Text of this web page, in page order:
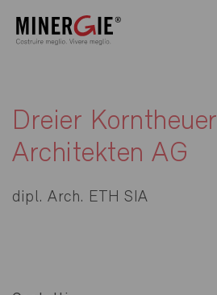
Dreier Korntheuer
Architekten AG
dipl. Arch. ETH SIA